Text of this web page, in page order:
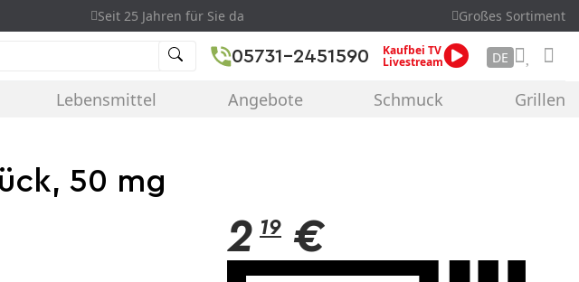
Seit 25 Jahren für Sie da Großes Sortiment
05731-2451590 Kaufbei TV
Livestream DE
Lebensmittel Angebote Schmuck Grillen
50 mg
2 19 €